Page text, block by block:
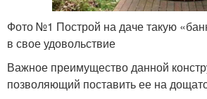
Фото №1 Построй на даче такую
в свое удовольствие
Важное преимущество данной
позволяющий поставить ее на